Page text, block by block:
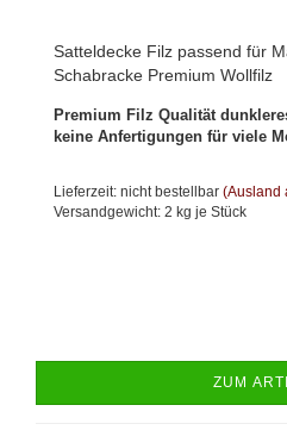
Satteldecke Filz passend für
Schabracke Premium Wollfilz
Premium Filz Qualität
keine Anfertigungen für viele
Lieferzeit: nicht bestellbar (Ausland
Versandgewicht: 2 kg je Stück
ZUM